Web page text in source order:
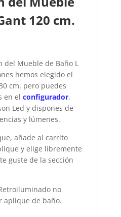
120 cm.
del Mueble de Baño L
hemos elegido el
cm. pero puedes
en el configurador.
Led y dispones de
y lúmenes.
añade al carrito
y elige libremente
guste de la sección
no
aplique de baño.